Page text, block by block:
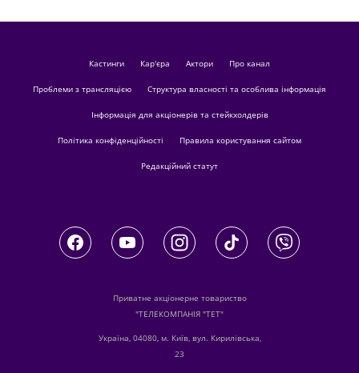
кастинги Кар'єра актори Про канал
Проблеми з трансляцією Структура власності та особлива інформація
Інформація для акціонерів та стейкхолдерів
Політика конфіденційності Правила користування сайтом
Редакційний статут
Приватне акціонерне товариство
"ТЕЛЕКОМПАНІЯ "ТЕТ"
Україна, 04080, м. Київ, вул. Кирилівська,
23